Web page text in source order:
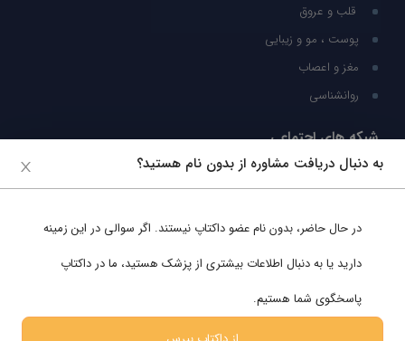
قلب و عروق
پوست ، مو و زیبایی
مغز و اعصاب
روانشناسی
شبکه های اجتماعی
ما را در شبکه های اجتماعی دنبال کنید
به دنبال دریافت مشاوره از بدون نام هستید؟
در حال حاضر، بدون نامعضو داکتاپ نیستند. اگر سوالی در این زمینه
دارید یا به دنبال اطلاعات بیشتری از پزشک هستید، ما در داکتاپ
پاسخگوی شما هستیم.